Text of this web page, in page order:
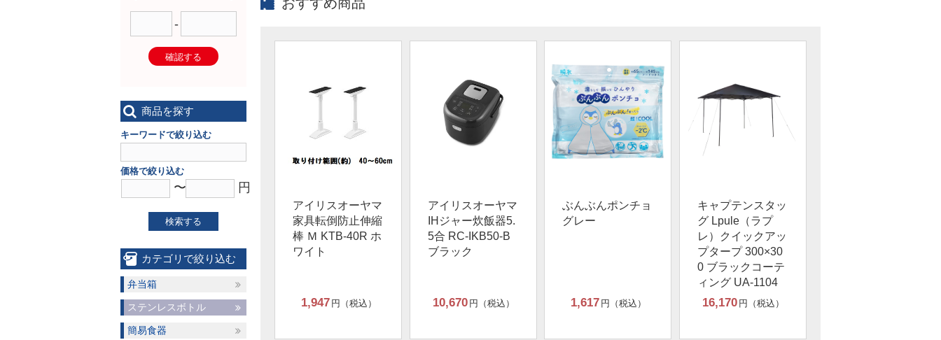
-
確認する
商品を探す
キーワードで絞り込む
価格で絞り込む
〜 円
検索する
カテゴリで絞り込む
弁当箱
ステンレスボトル
簡易食器
アイリスオーヤマ
家具転倒防止伸縮
棒 Ｍ KTB-40R ホ
ワイト
1,947 円（税込）
アイリスオーヤマ
IHジャー炊飯器5.
5合 RC-IKB50-B
ブラック
10,670 円（税込）
ぶんぶんポンチョ
グレー
1,617 円（税込）
キャプテンスタッ
グ Lpule（ラプ
レ）クイックアッ
プタープ 300×30
0 ブラックコーテ
ィング UA-1104
16,170 円（税込）